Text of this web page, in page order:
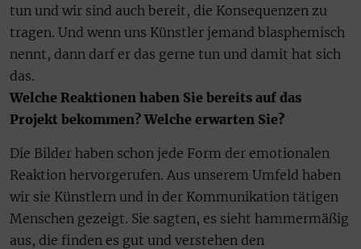
tun und wir sind auch bereit, die Konsequenzen zu
tragen. Und wenn uns Künstler jemand blasphemisch
nennt, dann darf er das gerne tun und damit hat sich
das.
Welche Reaktionen haben Sie bereits auf das
Projekt bekommen? Welche erwarten Sie?
Die Bilder haben schon jede Form der emotionalen
Reaktion hervorgerufen. Aus unserem Umfeld haben
wir sie Künstlern und in der Kommunikation tätigen
Menschen gezeigt. Sie sagten, es sieht hammermäßig
aus, die finden es gut und verstehen den